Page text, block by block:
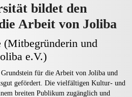
bildet den
Arbeit von Joliba
(Mitbegründerin und
e.V.)
für die Arbeit von Joliba und
gefördert. Die vielfältigen Kultur- und
breiten Publikum zugänglich und